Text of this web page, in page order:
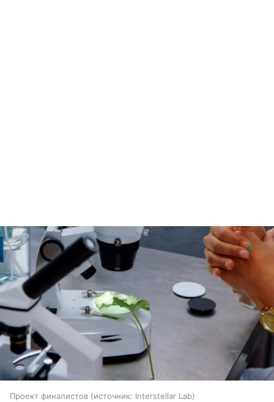
Проект финалистов источник: Interstellar Lab